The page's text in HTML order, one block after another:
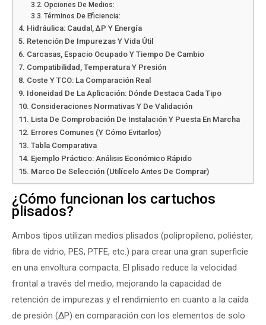
Opciones De Medios:
Términos De Eficiencia:
Hidráulica: Caudal, ΔP Y Energía
Retención De Impurezas Y Vida Útil
Carcasas, Espacio Ocupado Y Tiempo De Cambio
Compatibilidad, Temperatura Y Presión
Coste Y TCO: La Comparación Real
Idoneidad De La Aplicación: Dónde Destaca Cada Tipo
Consideraciones Normativas Y De Validación
Lista De Comprobación De Instalación Y Puesta En Marcha
Errores Comunes (y Cómo Evitarlos)
Tabla Comparativa
Ejemplo Práctico: Análisis Económico Rápido
Marco De Selección (utilícelo Antes De Comprar)
¿Cómo funcionan los cartuchos
plisados?
Ambos tipos utilizan medios plisados (polipropileno, poliéster,
fibra de vidrio, PES, PTFE, etc.) para crear una gran superficie
en una envoltura compacta. El plisado reduce la velocidad
frontal a través del medio, mejorando la capacidad de
retención de impurezas y el rendimiento en cuanto a la caída
de presión (ΔP) en comparación con los elementos de solo